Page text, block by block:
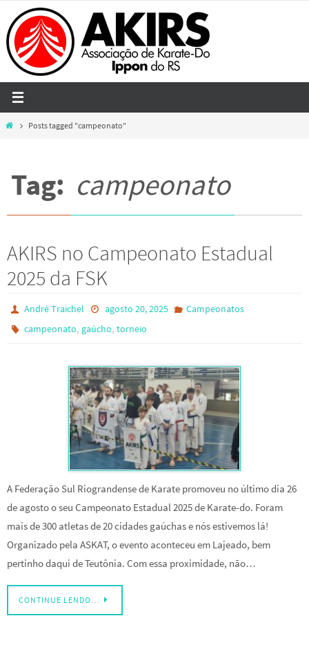
to
content
HomePosts tagged "campeonato"
Tag: campeonato
AKIRS no Campeonato Estadual
2025 da FSK
André Traichel agosto 20, 2025
Campeonatos
campeonato, gaúcho,torneio
A Federação Sul Riograndense de Karate promoveu no último dia 26
de agosto o seu Campeonato Estadual 2025 de Karate-do. Foram
mais de 300 atletas de 20 cidades gaúchas e nós estivemos lá!
Organizado pela ASKAT, o evento aconteceu em Lajeado, bem
pertinho daqui de Teutônia. Com essa proximidade, não…
CONTINUE LENDO…